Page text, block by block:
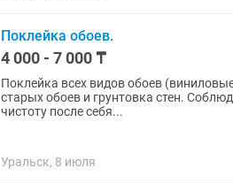
Поклейка обоев.
4 000 - 7 000 ₸
Поклейка всех видов обоев (виниловые,
старых обоев и грунтовка стен. Соблюдение рисунка и идеальные углы. Работаю аккуратно,
чистоту после себя...
Уральск, 8 июля